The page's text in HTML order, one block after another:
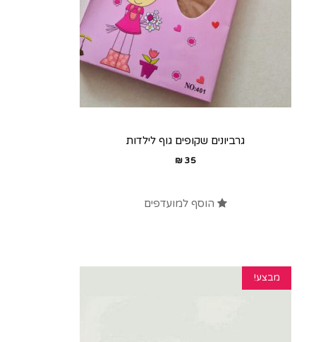
גרביונים שקופים גוף לילדות
35
₪
הוסף למועדפים
מבצע!